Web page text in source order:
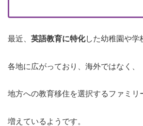
最近、 英語教育に特化した幼稚園や学
各地に広がっており、海外ではなく、
地方への教育移住を選択するファミリ
増えているようです。